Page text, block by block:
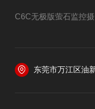
东莞市万江区油